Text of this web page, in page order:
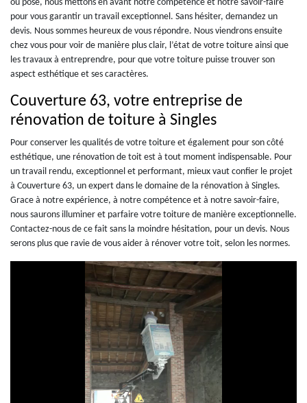
ou pose, nous mettons en avant notre compétence et notre savoir-faire
pour vous garantir un travail exceptionnel. Sans hésiter, demandez un
devis. Nous sommes heureux de vous répondre. Nous viendrons ensuite
chez vous pour voir de manière plus clair, l’état de votre toiture ainsi que
les travaux à entreprendre, pour que votre toiture puisse trouver son
aspect esthétique et ses caractères.
Couverture 63, votre entreprise de
rénovation de toiture à Singles
Pour conserver les qualités de votre toiture et également pour son côté
esthétique, une rénovation de toit est à tout moment indispensable. Pour
un travail rendu, exceptionnel et performant, mieux vaut confier le projet
à Couverture 63, un expert dans le domaine de la rénovation à Singles.
Grace à notre expérience, à notre compétence et à notre savoir-faire,
nous saurons illuminer et parfaire votre toiture de manière exceptionnelle.
Contactez-nous de ce fait sans la moindre hésitation, pour un devis. Nous
serons plus que ravie de vous aider à rénover votre toit, selon les normes.